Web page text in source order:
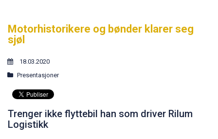
Motorhistorikere og bønder klarer seg
sjøl
18.03.2020
Presentasjoner
Trenger ikke flyttebil han som driver Rilum
Logistikk